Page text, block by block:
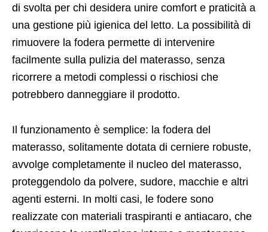
di svolta per chi desidera unire comfort e praticità a
una gestione più igienica del letto. La possibilità di
rimuovere la fodera permette di intervenire
facilmente sulla pulizia del materasso, senza
ricorrere a metodi complessi o rischiosi che
potrebbero danneggiare il prodotto.
Il funzionamento è semplice: la fodera del
materasso, solitamente dotata di cerniere robuste,
avvolge completamente il nucleo del materasso,
proteggendolo da polvere, sudore, macchie e altri
agenti esterni. In molti casi, le fodere sono
realizzate con materiali traspiranti e antiacaro, che